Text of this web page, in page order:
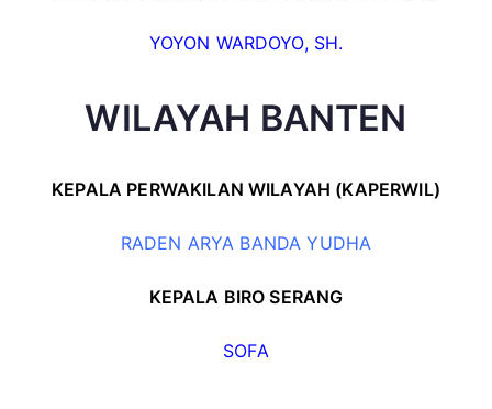
YOYON WARDOYO, SH.
WILAYAH BANTEN
KEPALA PERWAKILAN WILAYAH (KAPERWIL)
RADEN ARYA BANDA YUDHA
KEPALA BIRO SERANG
SOFA